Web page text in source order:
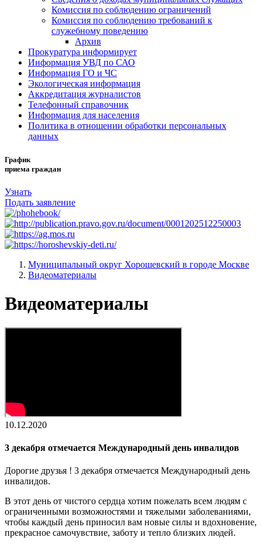
Комиссия по соблюдению ограничений
Комиссия по соблюдению требований к
служебному поведению
Архив
Прокуратура информирует
Информация УВД по САО
Информация ГО и ЧС
Экологическая информация
Аккредитация журналистов
Телефонный справочник
Информация для населения
Политика в отношении обработки персональных
данных
График
приема граждан
Узнать
Подать заявление
Муниципальный округ Хорошевский в городе Москве
Видеоматериалы
Видеоматериалы
10.12.2020
3 декабря отмечается Международный день инвалидов
Дорогие друзья ! 3 декабря отмечается Международный день
инвалидов.
В этот день от чистого сердца хотим пожелать всем людям с
ограниченными возможностями и тяжелыми заболеваниями,
чтобы каждый день приносил вам новые силы и вдохновение,
прекрасное самочувствие, заботу и тепло близких людей.